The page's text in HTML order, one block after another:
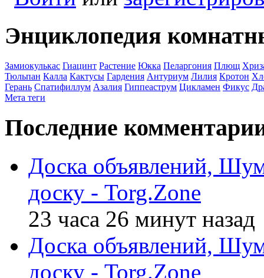
Энциклопедия
Замиокулькас Гиацинт Растение Юкка Пеларгония Плющ
Тюльпан Калла Кактусы Гардения Антуриум Лилия Кротон
Герань Спатифиллум Азалия Гиппеаструм Цикламен Фикус
Мета теги
Последние
Доска объявлений,
доску - Torg.Zone
23 часа 26 минут назад
Доска объявлений,
доску - Torg.Zone